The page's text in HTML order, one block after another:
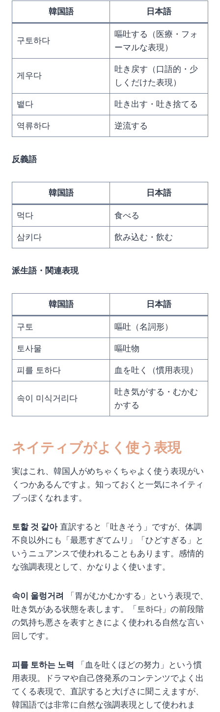
韓国語 日本語
구토하다
嘔吐する（医療・フォ
ーマルな表現）
게우다
吐き戻す（口語的・少
しくだけた表現）
뱉다 吐き出す・吐き捨てる
역류하다 逆流する
反義語
韓国語 日本語
먹다 食べる
삼키다 飲み込む・飲む
派生語・関連表現
韓国語 日本語
구토 嘔吐（名詞形）
토사물 嘔吐物
피를 토하다 血を吐く（慣用表現）
속이 미식거리다
吐き気がする・むかむ
かする
ネイティブがよく使う表現
実はこれ、韓国人がめちゃくちゃよく使う表現がい
くつかあるんですよ。知っておくと一気にネイティ
ブっぽくなれます。
토할 것 같아直訳すると「吐きそう」ですが、体調
不良以外にも「最悪すぎてムリ」「ひどすぎる」と
いうニュアンスで使われることもあります。感情的
な強調表現として、かなりよく使います。
속이 울렁거려
「胃がむかむかする」という表現で、
吐き気がある状態を表します。「토하다」の前段階
の気持ち悪さを表すときによく使われる自然な言い
回しです。
피를 토하는 노력 「血を吐くほどの努力」という慣
用表現。ドラマや自己啓発系のコンテンツでよく出
てくる表現で、直訳すると大げさに聞こえますが、
韓国語では非常に自然な強調表現として使われま